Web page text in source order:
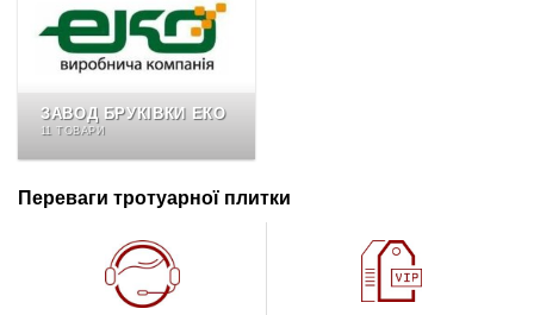
ЗАВОД БРУКІВКИ ЕКО
11 ТОВАРИ
Переваги тротуарної плитки